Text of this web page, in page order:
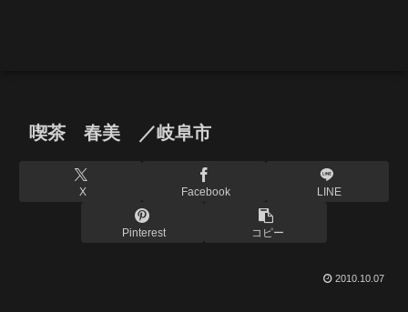
喫茶 春美 ／岐阜市
X Facebook LINE
Pinterest コピー
2010.10.07